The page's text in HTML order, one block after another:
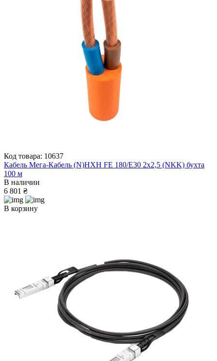
Код товара: 10637
Кабель Мега-Кабель (N)HXH FE 180/E30 2x2,5 (NKK) бухта
100 м
В наличии
6 801 ₴
В корзину